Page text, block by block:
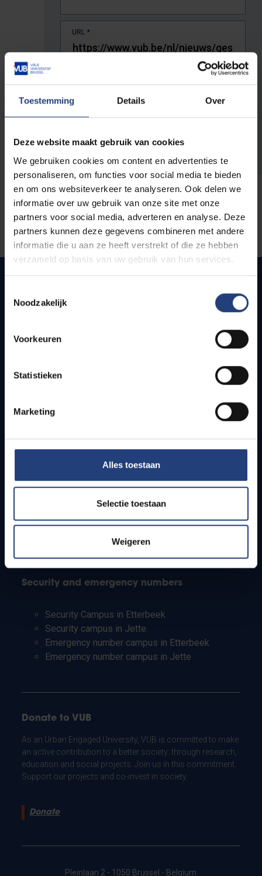
Toestemming Details Over
Deze website maakt gebruik van cookies
We gebruiken cookies om content en advertenties te
personaliseren, om functies voor social media te bieden
en om ons websiteverkeer te analyseren. Ook delen we
informatie over uw gebruik van onze site met onze
partners voor social media, adverteren en analyse. Deze
partners kunnen deze gegevens combineren met andere
informatie die u aan ze heeft verstrekt of die ze hebben
verzameld op basis van uw gebruik van hun services.
Noodzakelijk
Voorkeuren
Statistieken
Marketing
Alles toestaan
Selectie toestaan
Weigeren
URL *
The full URL of the page where you encountered the error.
Quick links
How to get to the VUB campuses
Students
PhD students
Teachers and secondary schools
Working students
Security and emergency numbers
Security Campus in Etterbeek
Security campus in Jette
Emergency number campus in Etterbeek
Emergency number campus in Jette
Donate to VUB
As an Urban Engaged University, VUB is committed to make
an active contribution to a better society: through research,
education and social projects. Join us in this commitment.
Support our projects and co-invest in society.
Donate
Pleinlaan 2 - 1050 Brussel - Belgium